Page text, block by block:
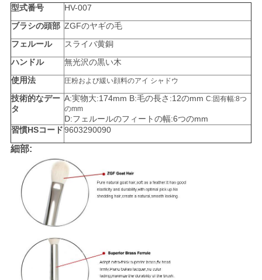
型式番号
HV-007
ブラシの頭部 ZGFのヤギの毛
フェルール
スライバ黄銅
ハンドル
無光沢の黒い木
使用法
圧粉および緩い顔料のアイ シャドウ
技術的なデー
タ
A:実物大:174mm B:毛の長さ:12のmm C:固有幅:8つ
のmm
D:フェルールのフィートの幅:6つのmm
習慣HSコード9603290090
細部: